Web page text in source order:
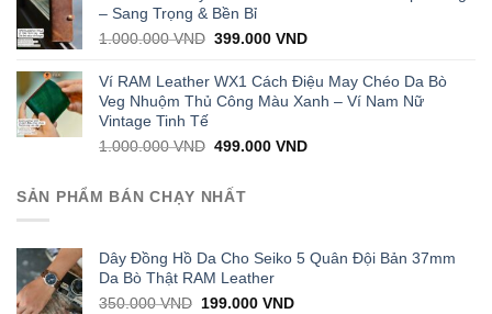
1.000.000 VND.
– Sang Trọng & Bền Bỉ
1.000.000VND Original
was:
1.000.000 VND.
399.000VNDCurrent
is:
399.000 VND.
Ví RAM Leather WX1 Cách Điệu May Chéo Da Bò
Veg Nhuộm Thủ Công Màu Xanh – Ví Nam Nữ
Vintage Tinh Tế
1.000.000VND Original
was:
1.000.000 VND.
499.000VNDCurrent
SẢN PHẨM BÁN CHẠY NHẤT
Dây Đồng Hồ Da Cho Seiko 5 Quân Đội Bản 37mm
Da Bò Thật RAM Leather
350.000VND Original
199.000VNDCurrent